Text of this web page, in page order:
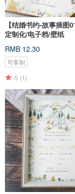
【结婚书约-故事插图
定制化/电子档/壁纸
RMB 12.30
可客制
5 (1)